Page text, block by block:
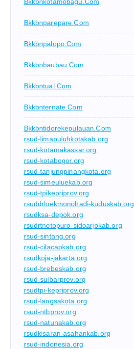
Bkkbnparepare.com
Bkkbnpalopo.com
Bkkbnbaubau.com
Bkkbntual.com
Bkkbnternate.com
Bkkbntidorekepulauan.com
rsud-limapuluhkotakab.org
rsud-kotamakassar.org
rsud-kotabogor.org
rsud-tanjungpinangkota.org
rsud-simeuluekab.org
rsud-tpikepriprov.org
rsuddrloekmonohadi-kuduskab.org
rsudksa-depok.org
rsudrtnotopuro-sidoarjokab.org
rsud-sintang.org
rsud-cilacapkab.org
rsudkoja-jakarta.org
rsud-brebeskab.org
rsud-sulbarprov.org
rsudtpi-kepriprov.org
rsud-langsakota.org
rsud-ntbprov.org
rsud-natunakab.org
rsudkisaran-asahankab.org
rsud-indonesia.org